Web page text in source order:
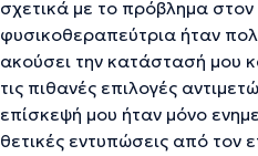
σχετικά με το πρόβλημα
φυσικοθεραπεύτρια ήταν
ακούσει την κατάστασή μου
τις πιθανές επιλογές
επίσκεψή μου ήταν μόνο
θετικές εντυπώσεις από τον